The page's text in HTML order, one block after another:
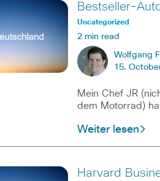
Bestseller-
Uncategorized
2 min read
Wolfgang
15.
Mein Chef JR
dem Motorrad)
Weiter lesen
Harvard